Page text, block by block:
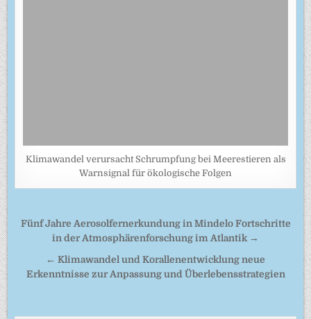
Klimawandel verursacht Schrumpfung bei Meerestieren als
Warnsignal für ökologische Folgen
Beitragsnavigation
Fünf Jahre Aerosolfernerkundung in Mindelo Fortschritte
in der Atmosphärenforschung im Atlantik →
← Klimawandel und Korallenentwicklung neue
Erkenntnisse zur Anpassung und Überlebensstrategien